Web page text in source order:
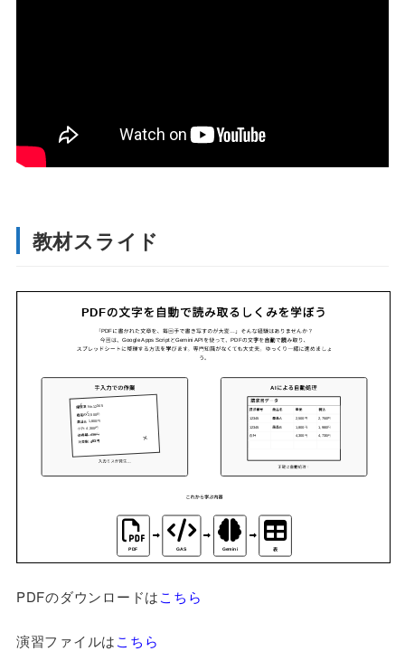
教材スライド
PDFのダウンロードはこちら
演習ファイルはこちら